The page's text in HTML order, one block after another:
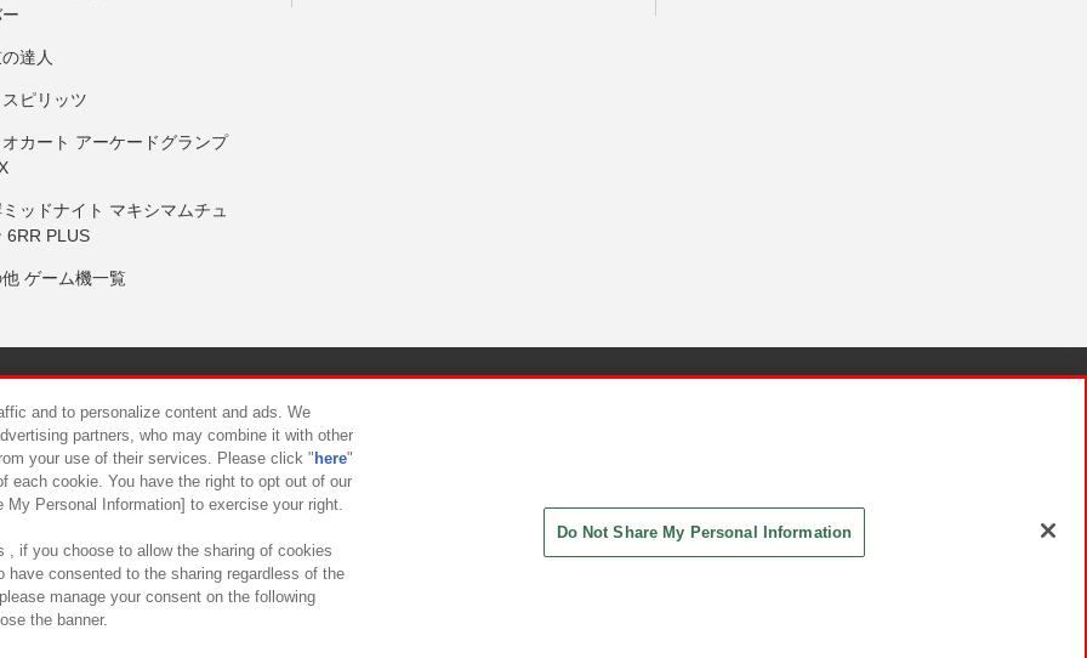
達人
ピリッツ
カート アーケードグランプ
ッドナイト マキシマムチュ
6RR PLUS
ゲーム機一覧
について カスタマーハラスメント対応方針
and to personalize content and ads. We
partners, who may combine it with other
your use of their services. Please click " here"
each cookie. You have the right to opt out of our
Personal Information] to exercise your right.
, if you choose to allow the sharing of cookies
have consented to the sharing regardless of the
manage your consent on the following
the banner.
Do Not Share My Personal Information